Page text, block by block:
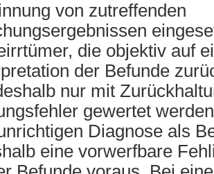
von zutreffenden
die objektiv auf
der Befunde
nur mit
gewertet
Diagnose als
eine vorwerfbare